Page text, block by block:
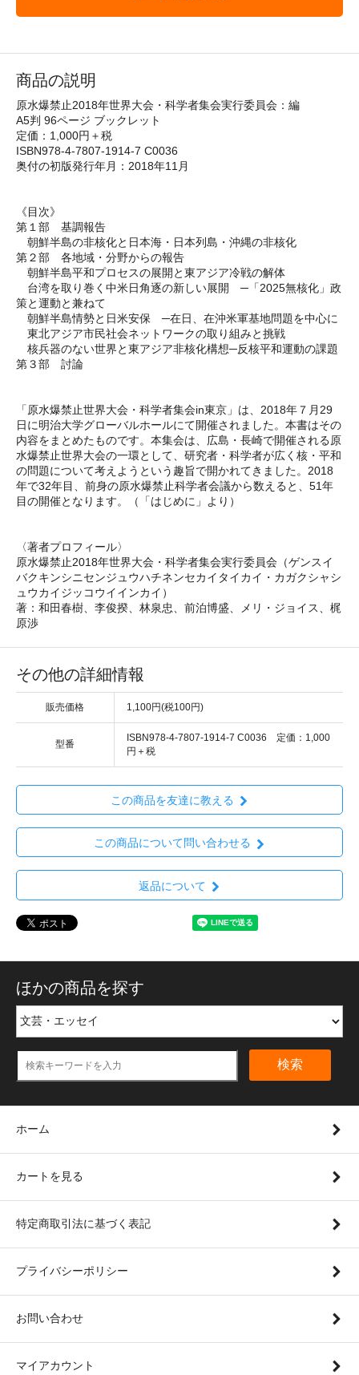
商品の説明
原水爆禁止2018年世界大会・科学者集会実行委員会：編
A5判 96ページ ブックレット
定価：1,000円＋税
ISBN978-4-7807-1914-7 C0036
奥付の初版発行年月：2018年11月
《目次》
第１部 基調報告
朝鮮半島の非核化と日本海・日本列島・沖縄の非核化
第２部 各地域・分野からの報告
朝鮮半島平和プロセスの展開と東アジア冷戦の解体
台湾を取り巻く中米日角逐の新しい展開 ─「2025無核化」政
策と運動と兼ねて
朝鮮半島情勢と日米安保 ─在日、在沖米軍基地問題を中心に
東北アジア市民社会ネットワークの取り組みと挑戦
核兵器のない世界と東アジア非核化構想─反核平和運動の課題
第３部 討論
「原水爆禁止世界大会・科学者集会in東京」は、2018年７月29
日に明治大学グローバルホールにて開催されました。本書はその
内容をまとめたものです。本集会は、広島・長崎で開催される原
水爆禁止世界大会の一環として、研究者・科学者が広く核・平和
の問題について考えようという趣旨で開かれてきました。2018
年で32年目、前身の原水爆禁止科学者会議から数えると、51年
目の開催となります。（「はじめに」より）
〈著者プロフィール〉
原水爆禁止2018年世界大会・科学者集会実行委員会（ゲンスイ
バクキンシニセンジュウハチネンセカイタイカイ・カガクシャシ
ュウカイジッコウイインカイ）
著：和田春樹、李俊揆、林泉忠、前泊博盛、メリ・ジョイス、梶
原渉
その他の詳細情報
販売価格 1,100円(税100円)
型番
ISBN978-4-7807-1914-7 C0036 定価：1,000
円＋税
この商品を友達に教える
この商品について問い合わせる
返品について
ほかの商品を探す
検索
ホーム
カートを見る
特定商取引法に基づく表記
プライバシーポリシー
お問い合わせ
マイアカウント